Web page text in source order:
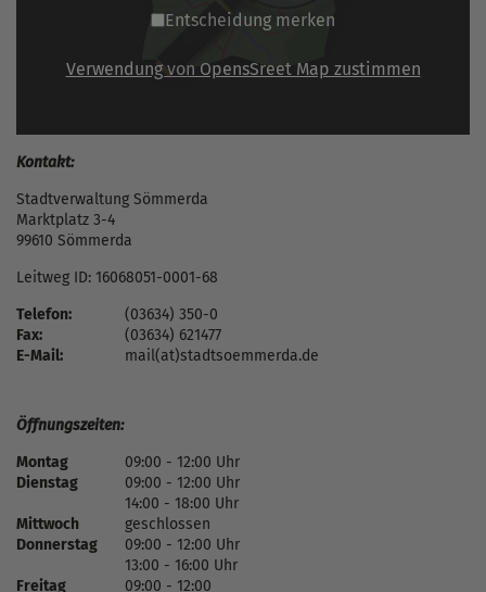
Entscheidung merken
Verwendung von OpensSreet Map zustimmen
Kontakt:
Stadtverwaltung Sömmerda
Marktplatz 3-4
99610 Sömmerda
Leitweg ID: 16068051-0001-68
Telefon:
(03634) 350-0
Fax:
(03634) 621477
E-Mail:
mail(at)stadtsoemmerda.de
Öffnungszeiten:
Montag
09:00 - 12:00 Uhr
Dienstag
09:00 - 12:00 Uhr
14:00 - 18:00 Uhr
Mittwoch
geschlossen
Donnerstag
09:00 - 12:00 Uhr
13:00 - 16:00 Uhr
Freitag
09:00 - 12:00